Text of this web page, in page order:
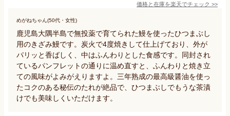
価格と在庫を楽天でチェック >>
めがねちゃん(50代・女性)
鹿児島大隅半島で無投薬で育てられた鰻を使ったひつまぶし
用のきざみ鰻です。炭火で4度焼きして仕上げており、外が
パリッと香ばしく、中はふんわりとした食感です。同封され
ているパンフレットの通りに温め直すと、ふんわりと焼き立
ての風味がよみがえりますよ。三年熟成の最高級醤油を使っ
たコクのある秘伝のたれが絶品で、ひつまぶしでもうな茶漬
けでも美味しくいただけます。